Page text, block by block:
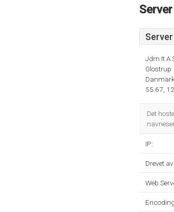
Server
Jdm It A
Glostrup
Danmark
55.67,
Det
IP:
Drevet av:
Web